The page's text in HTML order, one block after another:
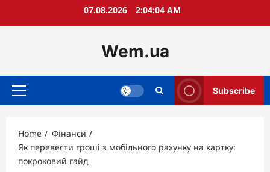
07.08.2026 2:04:05 AM
Wem.ua
Primary
Subscribe
Home
Фінанси
Як перевести гроші з мобільного рахунку на картку:
покроковий гайд